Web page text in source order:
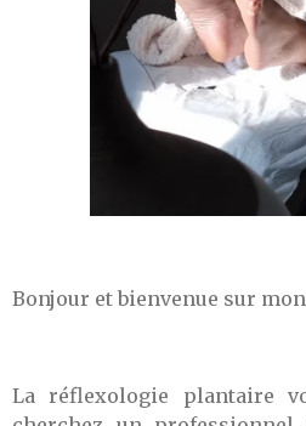
Bonjour et bienvenue sur
La réflexologie plantaire